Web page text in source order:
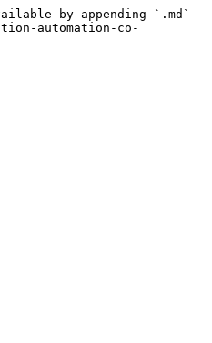
by appending `.md`
automation-co-